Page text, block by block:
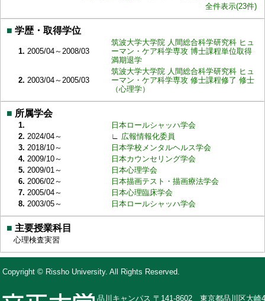
全件表示(23件)
■ 学歴・取得学位
1. 2005/04～2008/03
筑波大学大学院 人間総合科学研究科 ヒュ
ーマン・ケア科学専攻 博士課程単位取得
満期退学
2. 2003/04～2005/03
筑波大学大学院 人間総合科学研究科 ヒュ
ーマン・ケア科学専攻 修士課程修了 修士
（心理学）
■ 所属学会
1.
日本ロールシャッハ学会
2. 2024/04～ ∟ 広報情報化委員
3. 2018/10～
日本学校メンタルヘルス学会
4. 2009/10～
日本カウンセリング学会
5. 2009/01～
日本心理学会
6. 2006/02～
日本描画テスト・描画療法学会
7. 2005/04～
日本心理臨床学会
8. 2003/05～ 日本ロールシャッハ学会
■ 主要授業科目
心理検査実習
Copyright © Rissho University. All Rights Reserved.
品川キャンパス 〒141-8602 東京都品川区大崎